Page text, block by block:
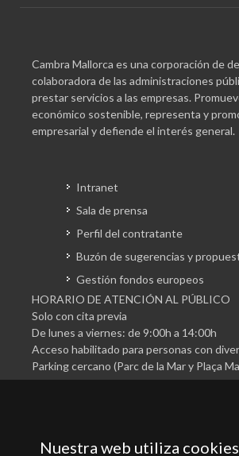
Cambra Mallorca es una corporación de
colaboradora de las administraciones
prestar servicios a las empresas.
económico sostenible, representa y
empresarial y defiende el interés general.
Intranet
Sala de prensa
Perfil del contratante
Buzón de sugerencias y
Gestión fondos europeos
HORARIO DE ATENCIÓN AL PÚBLICO
Solo con cita previa
De lunes a viernes: de 9:00h a 14:00h
Acceso habilitado para personas con
Parking cercano (Parc de la Mar y Plaça
Nuestra web utiliza